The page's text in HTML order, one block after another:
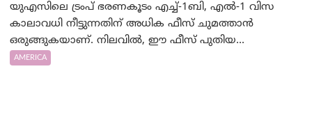
യുഎസിലെ ട്രംപ് ഭരണകൂടം എച്ച്-1ബി, എൽ-1 വിസ
കാലാവധി നീട്ടുന്നതിന് അധിക ഫീസ് ചുമത്താൻ
ഒരുങ്ങുകയാണ്. നിലവിൽ, ഈ ഫീസ് പുതിയ...
AMERICA